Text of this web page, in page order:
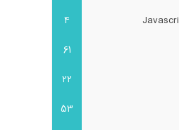
4
61
22
53